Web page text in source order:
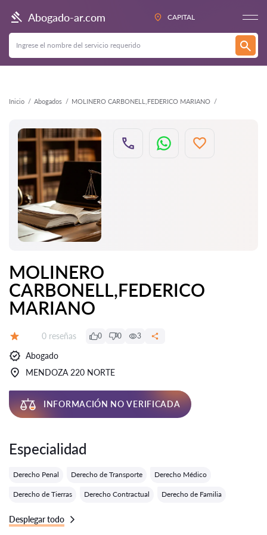
Abogado-ar.com CAPITAL
Inicio Abogados MOLINERO CARBONELL,FEDERICO MARIANO
Atrás
MOLINERO
CARBONELL,FEDERICO
MARIANO
Número de reseñas:
0 reseñas 0 0 3
Abogado
MENDOZA 220 NORTE
INFORMACIÓN NO VERIFICADA
Especialidad
Derecho Penal Derecho de Transporte Derecho Médico
Derecho de Tierras Derecho Contractual Derecho de Familia
Desplegar todo